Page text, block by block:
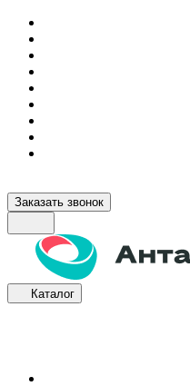
Заказать звонок
Каталог